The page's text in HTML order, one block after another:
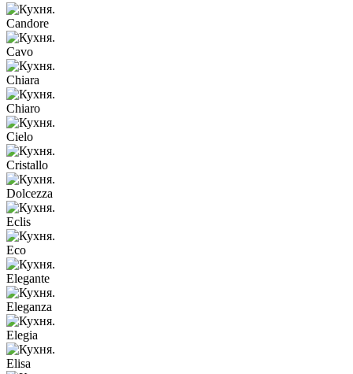
Candore
Cavo
Chiara
Chiaro
Cielo
Cristallo
Dolcezza
Eclis
Eco
Elegante
Eleganza
Elegia
Elisa